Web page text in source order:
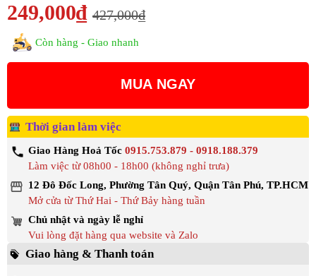
249,000₫ 427,000₫
Còn hàng - Giao nhanh
MUA NGAY
Thời gian làm việc
Giao Hàng Hoả Tốc 0915.753.879 - 0918.188.379
Làm việc từ 08h00 - 18h00 (không nghỉ trưa)
12 Đô Đốc Long, Phường Tân Quý, Quận Tân Phú, TP.HCM
Mở cửa từ Thứ Hai - Thứ Bảy hàng tuần
Chủ nhật và ngày lễ nghỉ
Vui lòng đặt hàng qua website và Zalo
Giao hàng & Thanh toán